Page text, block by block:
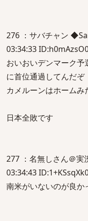
276 ：サバチャン
03:34:33
おいおいデンマーク
に首位通過してんだぞ
カメルーンはホームみ
日本全敗です
277 ：名無しさん＠
03:34:43
南米がいないのが良か